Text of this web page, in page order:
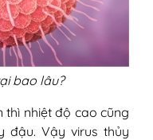
bao lâu?
thì nhiệt độ cao cũng
đậu. Vậy virus thủy